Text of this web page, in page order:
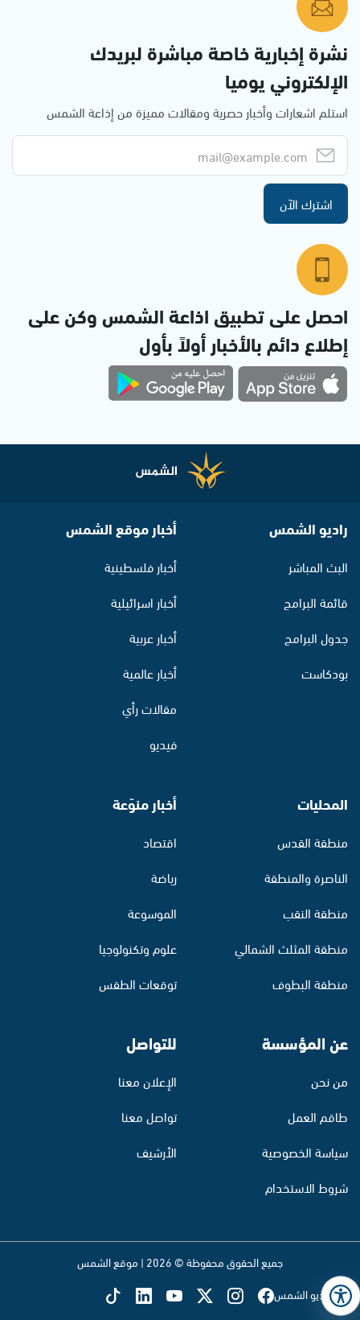
نشرة إخبارية خاصة مباشرة لبريدك
الإلكتروني يوميا
استلم اشعارات وأخبار حصرية ومقالات مميزة من إذاعة الشمس
اشترك الآن
احصل على تطبيق اذاعة الشمس وكن على
إطلاع دائم بالأخبار أولاً بأول
راديو الشمس
البث المباشر
قائمة البرامج
جدول البرامج
بودكاست
أخبار موقع الشمس
أخبار فلسطينية
أخبار اسرائيلية
أخبار عربية
أخبار عالمية
مقالات رأي
فيديو
المحليات
منطقة القدس
الناصرة والمنطقة
منطقة النقب
منطقة المثلث الشمالي
منطقة البطوف
أخبار منوّعة
اقتصاد
رياضة
الموسوعة
علوم وتكنولوجيا
توقعات الطقس
عن المؤسسة
من نحن
طاقم العمل
سياسة الخصوصية
شروط الاستخدام
للتواصل
الإعلان معنا
تواصل معنا
الأرشيف
جميع الحقوق محفوظة © 2026 | موقع الشمس
تابع راديو الشمس